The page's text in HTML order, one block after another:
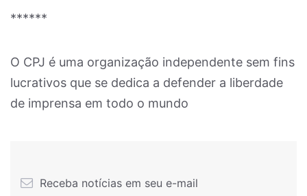
******
O CPJ é uma organização independente sem fins
lucrativos que se dedica a defender a liberdade
de imprensa em todo o mundo
Receba notícias em seu e-mail